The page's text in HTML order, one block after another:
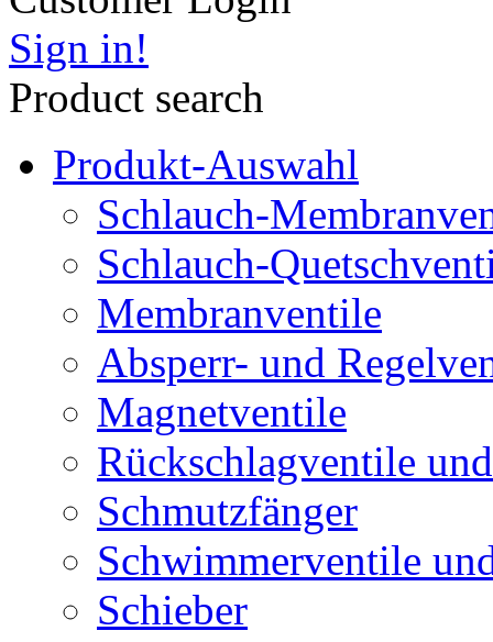
Sign in!
Product search
Produkt-Auswahl
Schlauch-
Schlauch-
Membranventile
Absperr- und
Magnetventile
Rückschlagventile
Schmutzfänger
Schwimmerventile
Schieber